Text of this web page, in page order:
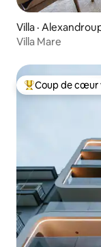
Villa ·
Villa Mare
Coup de cœur
Coup de cœur